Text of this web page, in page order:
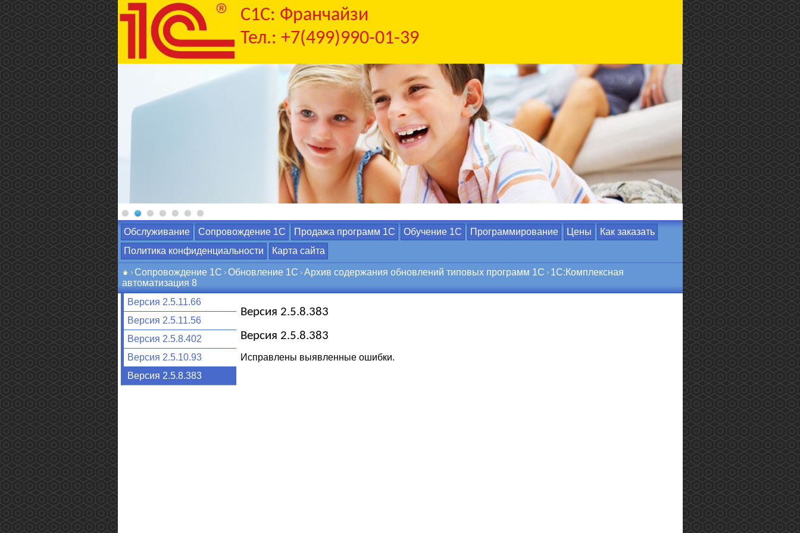
C1С: Франчайзи
Тел.: +7(499)990-01-39
Обслуживание Сопровождение 1С Продажа программ 1С Обучение 1С Программирование Цены
Как заказать
Политика конфиденциальности
Карта сайта
Сопровождение 1С Обновление 1С Архив содержания обновлений типовых программ 1С
1С:Комплексная
автоматизация 8
Версия 2.5.11.66
Версия 2.5.11.56
Версия 2.5.8.402
Версия 2.5.10.93
Версия 2.5.8.383
Версия 2.5.8.383
Версия 2.5.8.383
Исправлены выявленные ошибки.